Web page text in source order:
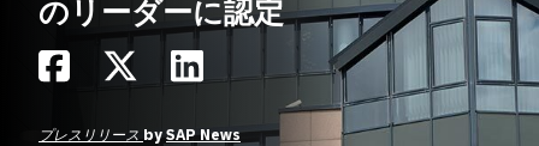
のリーダーに認定
プレスリリース by SAP News